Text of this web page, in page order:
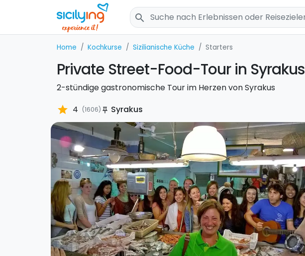
search
Home Kochkurse Sizilianische Küche Starters
Private Street-Food-Tour in Syrakus
2-stündige gastronomische Tour im Herzen von Syrakus
star 4 (1606) push_pin Syrakus